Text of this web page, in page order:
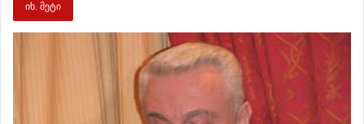
იხ. მეტი